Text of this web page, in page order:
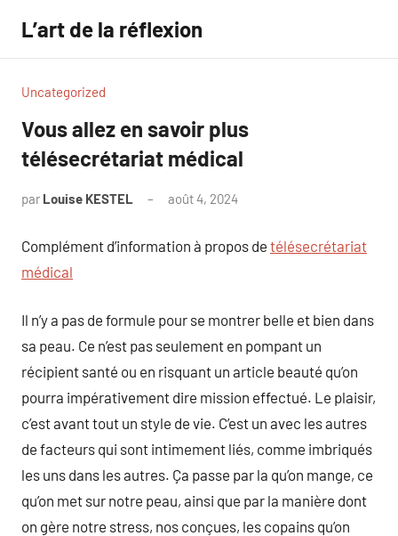
contenu
L’art de la réflexion
Uncategorized
Vous allez en savoir plus
télésecrétariat médical
par Louise KESTEL août 4, 2024
Complément d’information à propos de télésecrétariat
médical
Il n’y a pas de formule pour se montrer belle et bien dans
sa peau. Ce n’est pas seulement en pompant un
récipient santé ou en risquant un article beauté qu’on
pourra impérativement dire mission effectué. Le plaisir,
c’est avant tout un style de vie. C’est un avec les autres
de facteurs qui sont intimement liés, comme imbriqués
les uns dans les autres. Ça passe par la qu’on mange, ce
qu’on met sur notre peau, ainsi que par la manière dont
on gère notre stress, nos conçues, les copains qu’on